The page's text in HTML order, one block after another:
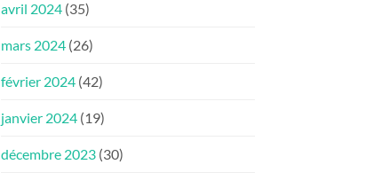
avril 2024 (35)
mars 2024 (26)
février 2024 (42)
janvier 2024 (19)
décembre 2023 (30)